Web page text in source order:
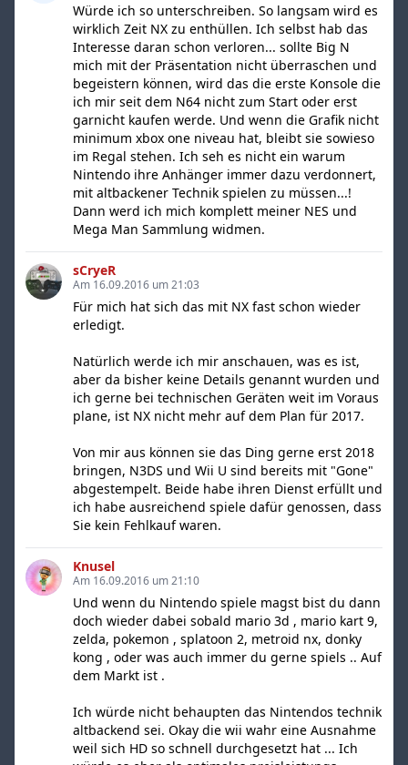
Würde ich so unterschreiben. So langsam wird es
wirklich Zeit NX zu enthüllen. Ich selbst hab das
Interesse daran schon verloren... sollte Big N
mich mit der Präsentation nicht überraschen und
begeistern können, wird das die erste Konsole die
ich mir seit dem N64 nicht zum Start oder erst
garnicht kaufen werde. Und wenn die Grafik nicht
minimum xbox one niveau hat, bleibt sie sowieso
im Regal stehen. Ich seh es nicht ein warum
Nintendo ihre Anhänger immer dazu verdonnert,
mit altbackener Technik spielen zu müssen...!
Dann werd ich mich komplett meiner NES und
Mega Man Sammlung widmen.
sCryeR
Am 16.09.2016 um 21:03
Für mich hat sich das mit NX fast schon wieder
erledigt.
Natürlich werde ich mir anschauen, was es ist,
aber da bisher keine Details genannt wurden und
ich gerne bei technischen Geräten weit im Voraus
plane, ist NX nicht mehr auf dem Plan für 2017.
Von mir aus können sie das Ding gerne erst 2018
bringen, N3DS und Wii U sind bereits mit "Gone"
abgestempelt. Beide habe ihren Dienst erfüllt und
ich habe ausreichend spiele dafür genossen, dass
Sie kein Fehlkauf waren.
Knusel
Am 16.09.2016 um 21:10
Und wenn du Nintendo spiele magst bist du dann
doch wieder dabei sobald mario 3d , mario kart 9,
zelda, pokemon , splatoon 2, metroid nx, donky
kong , oder was auch immer du gerne spiels .. Auf
dem Markt ist .
Ich würde nicht behaupten das Nintendos technik
altbackend sei. Okay die wii wahr eine Ausnahme
weil sich HD so schnell durchgesetzt hat ... Ich